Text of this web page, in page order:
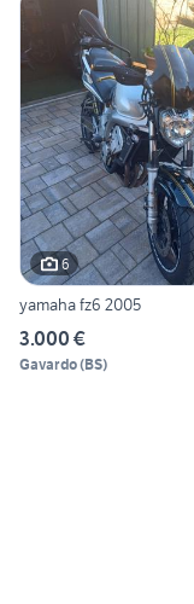
6
yamaha fz6 2005
3.000 €
Gavardo(BS)